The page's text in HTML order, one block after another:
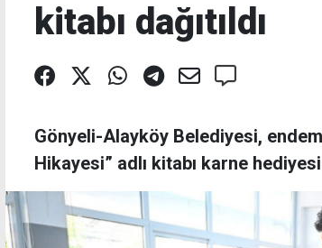
kitabı dağıtıldı
Gönyeli-Alayköy Belediyesi,
Hikayesi” adlı kitabı karne